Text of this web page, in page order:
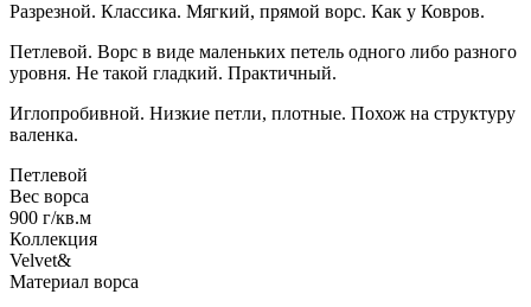
Разрезной. Классика. Мягкий, прямой ворс. Как у Ковров.
Петлевой. Ворс в виде маленьких петель одного либо разного
уровня. Не такой гладкий. Практичный.
Иглопробивной. Низкие петли, плотные. Похож на структуру
валенка.
Петлевой
Вес ворса
900 г/кв.м
Коллекция
Velvet&
Материал ворса